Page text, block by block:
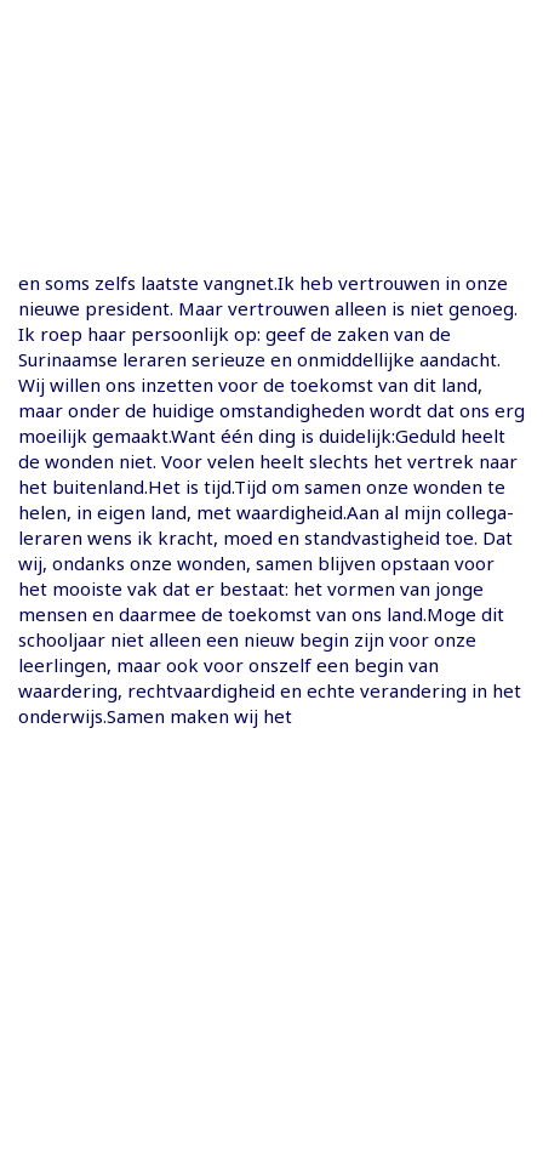
en soms zelfs laatste vangnet.Ik heb vertrouwen in onze
nieuwe president. Maar vertrouwen alleen is niet genoeg.
Ik roep haar persoonlijk op: geef de zaken van de
Surinaamse leraren serieuze en onmiddellijke aandacht.
Wij willen ons inzetten voor de toekomst van dit land,
maar onder de huidige omstandigheden wordt dat ons erg
moeilijk gemaakt.Want één ding is duidelijk:Geduld heelt
de wonden niet. Voor velen heelt slechts het vertrek naar
het buitenland.Het is tijd.Tijd om samen onze wonden te
helen, in eigen land, met waardigheid.Aan al mijn collega-
leraren wens ik kracht, moed en standvastigheid toe. Dat
wij, ondanks onze wonden, samen blijven opstaan voor
het mooiste vak dat er bestaat: het vormen van jonge
mensen en daarmee de toekomst van ons land.Moge dit
schooljaar niet alleen een nieuw begin zijn voor onze
leerlingen, maar ook voor onszelf een begin van
waardering, rechtvaardigheid en echte verandering in het
onderwijs.Samen maken wij het